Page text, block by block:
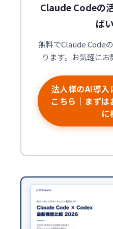
Claude Codeの
ば
無料でClaude Code
ります。お気軽にお
法人様のAI導入
こちら｜まず
に